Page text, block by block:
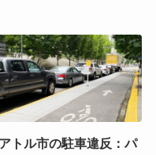
トル市の駐車違反：パ